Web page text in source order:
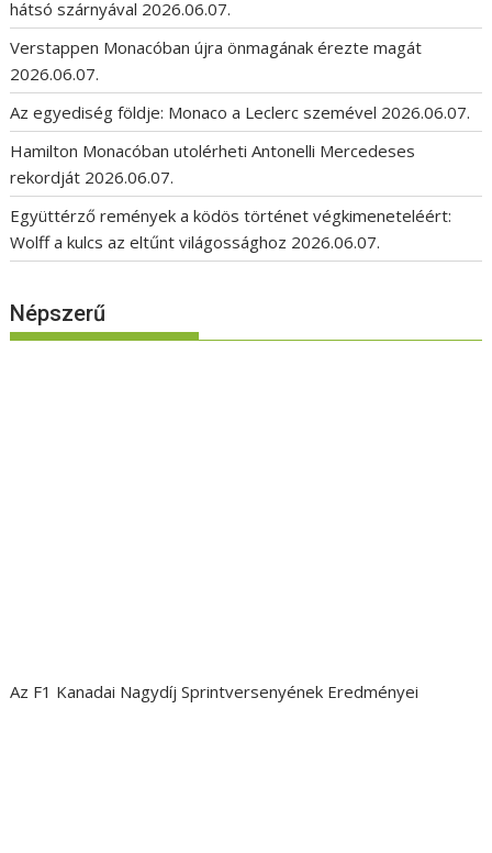
hátsó szárnyával 2026.06.07.
Verstappen Monacóban újra önmagának érezte magát
2026.06.07.
Az egyediség földje: Monaco a Leclerc szemével 2026.06.07.
Hamilton Monacóban utolérheti Antonelli Mercedeses
rekordját 2026.06.07.
Együttérző remények a ködös történet végkimeneteléért:
Wolff a kulcs az eltűnt világossághoz 2026.06.07.
Népszerű
Az F1 Kanadai Nagydíj Sprintversenyének Eredményei